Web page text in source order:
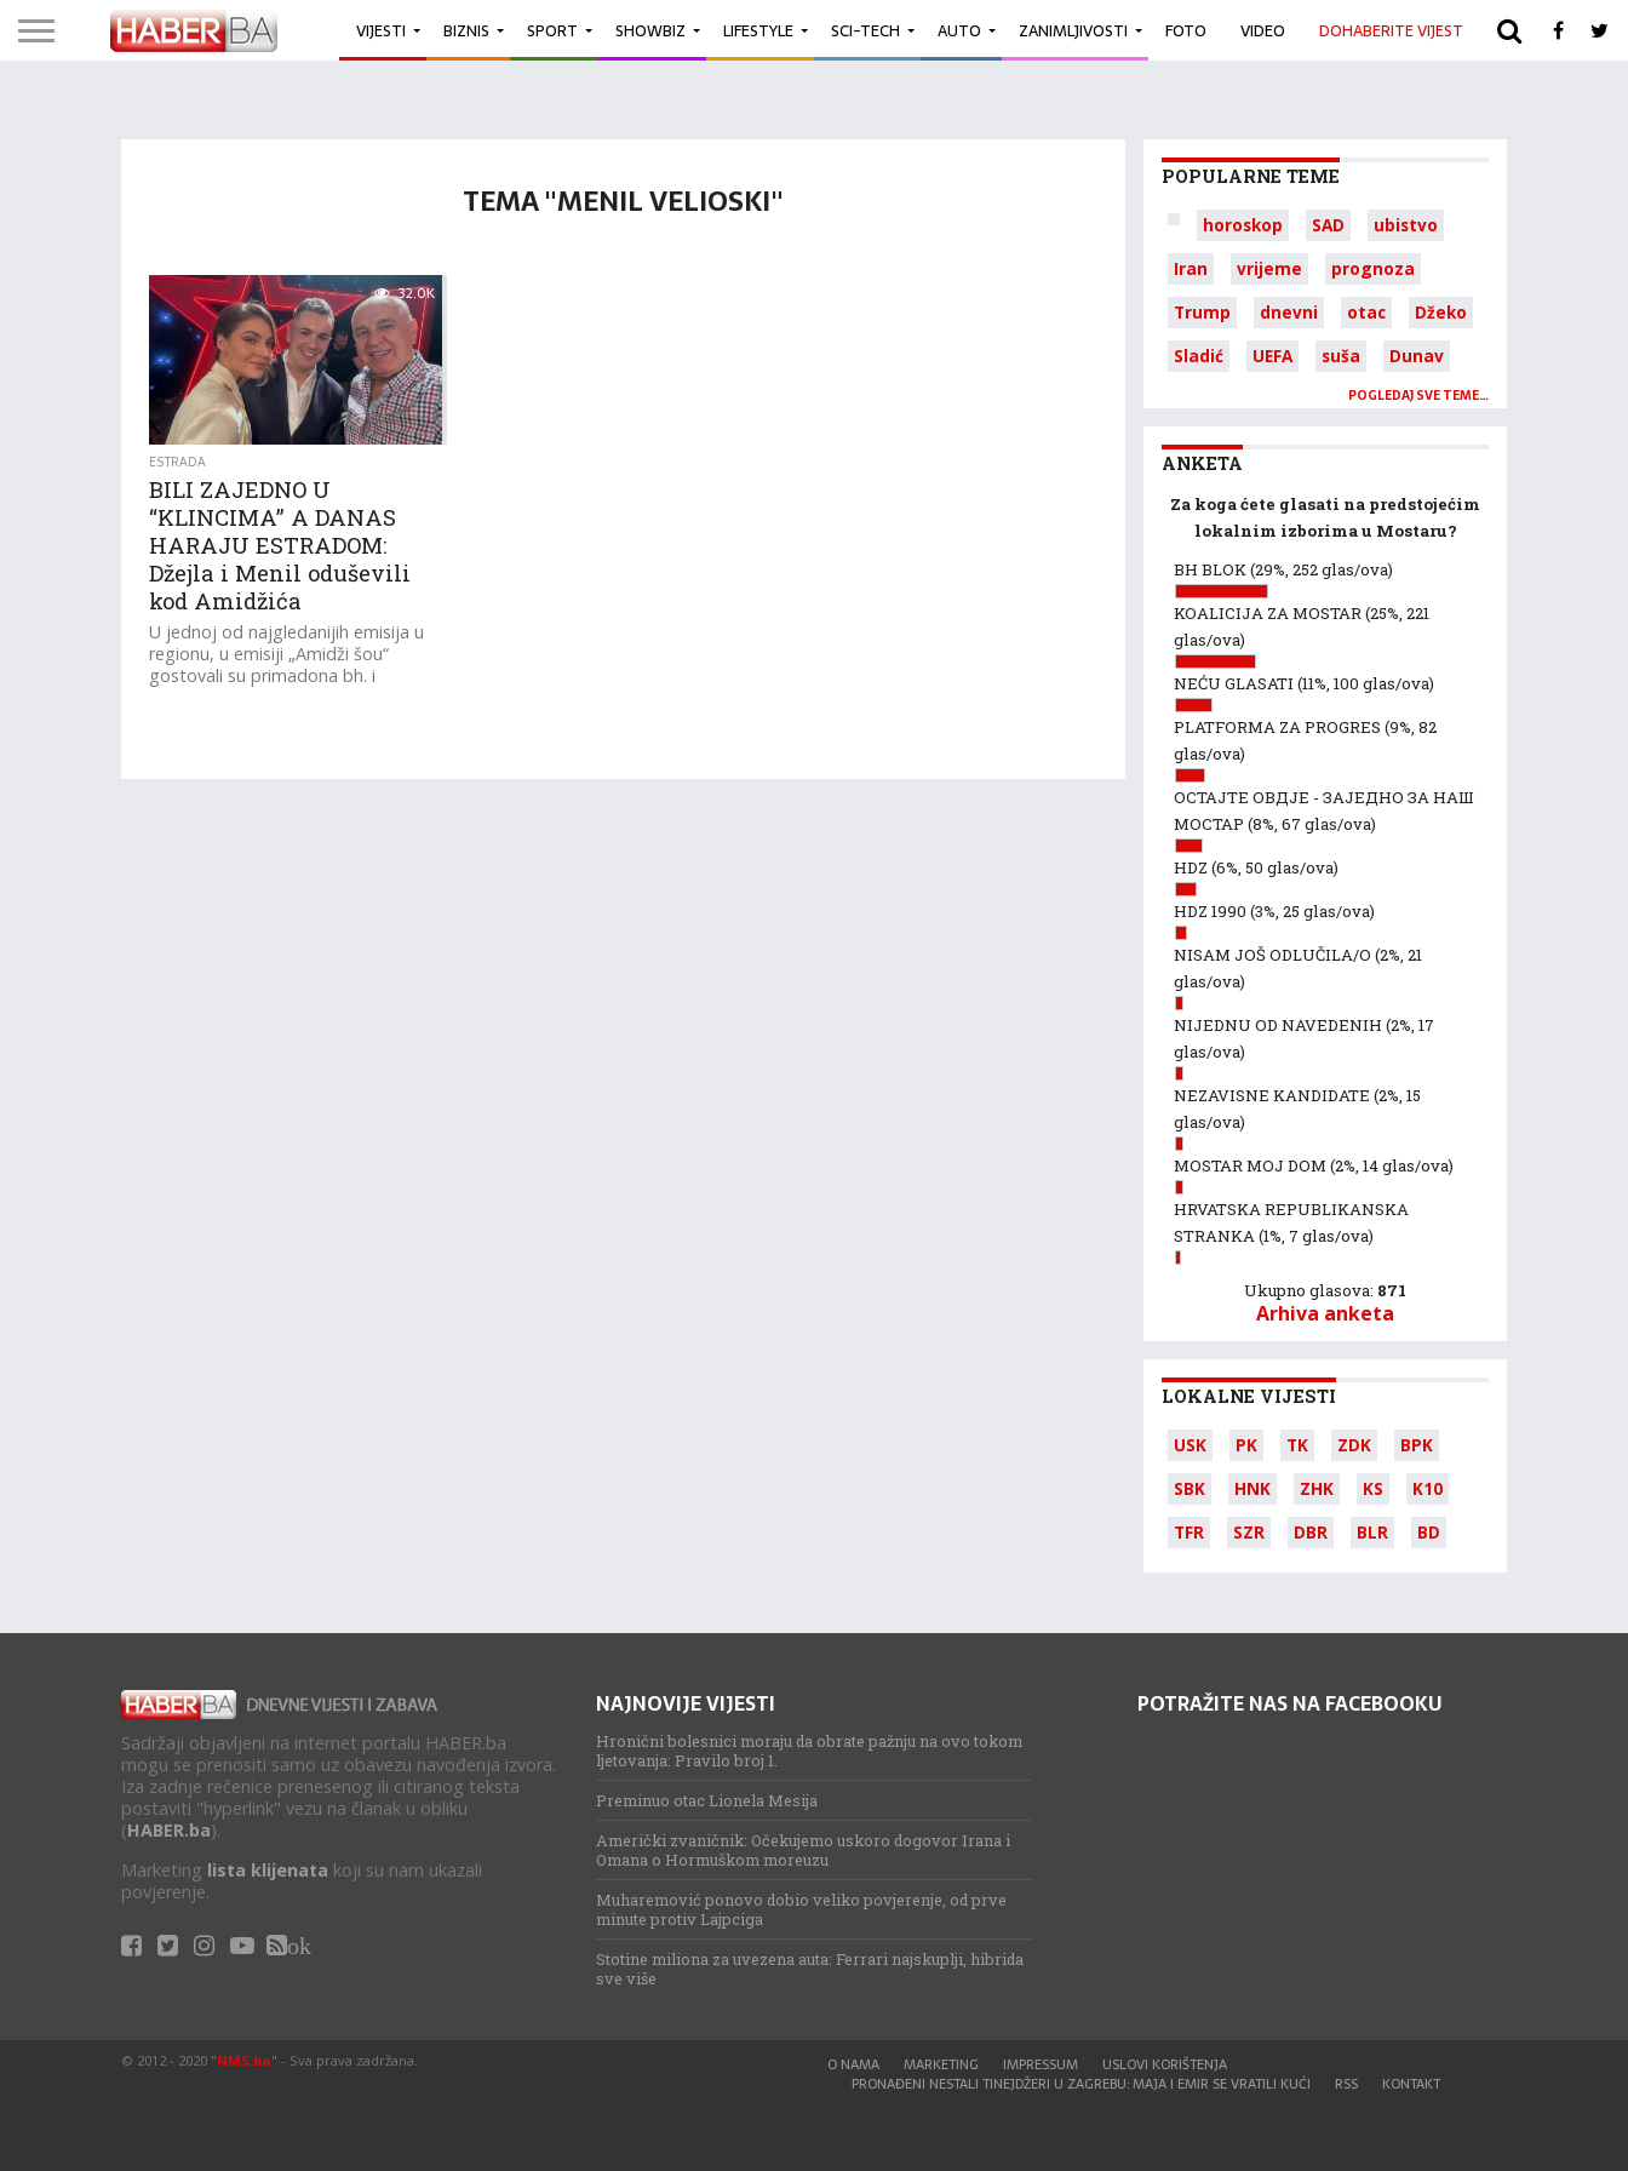
VIJESTI BIZNIS SPORT SHOWBIZ LIFESTYLE SCI-TECH AUTO ZANIMLJIVOSTI FOTO VIDEO DOHABERITE VIJEST ARHIVA
TEMA "MENIL VELIOSKI"
32.0K
ESTRADA
BILI ZAJEDNO U
“KLINCIMA” A DANAS
HARAJU ESTRADOM:
Džejla i Menil oduševili
kod Amidžića
U jednoj od najgledanijih emisija u
regionu, u emisiji „Amidži šou“
gostovali su primadona bh. i
POPULARNE TEME
horoskop SAD
ubistvo
Iran
vrijeme
prognoza
Trump
dnevni otac
Džeko
Sladić
UEFA suša Dunav
POGLEDAJ SVE TEME…
ANKETA
Za koga ćete glasati na predstojećim
lokalnim izborima u Mostaru?
BH BLOK(29%, 252 glas/ova)
KOALICIJA ZA MOSTAR(25%, 221
glas/ova)
NEĆU GLASATI (11%, 100 glas/ova)
PLATFORMA ZA PROGRES (9%, 82
glas/ova)
ОСТАЈТЕ ОВДЈЕ - ЗАЈЕДНО ЗА НАШ
МОСТАР (8%, 67 glas/ova)
HDZ (6%, 50 glas/ova)
HDZ 1990 (3%, 25 glas/ova)
NISAM JOŠ ODLUČILA/O (2%, 21
glas/ova)
NIJEDNU OD NAVEDENIH (2%, 17
glas/ova)
NEZAVISNE KANDIDATE (2%, 15
glas/ova)
MOSTAR MOJ DOM (2%, 14 glas/ova)
HRVATSKA REPUBLIKANSKA
STRANKA(1%, 7 glas/ova)
Ukupno glasova: 871
Arhiva anketa
LOKALNE VIJESTI
USK PK TK ZDK
BPK
SBK
HNK ZHK KS
K10
TFR
SZR DBR BLR BD
Sadržaji objavljeni na internet portalu HABER.ba
mogu se prenositi samo uz obavezu navođenja izvora.
Iza zadnje rečenice prenesenog ili citiranog teksta
postaviti "hyperlink" vezu na članak u obliku
(HABER.ba).
Marketing lista klijenata koji su nam ukazali
povjerenje.
ok
NAJNOVIJE VIJESTI
Hronični bolesnici moraju da obrate pažnju na ovo tokom
ljetovanja: Pravilo broj 1.
Preminuo otac Lionela Mesija
Američki zvaničnik: Očekujemo uskoro dogovor Irana i
Omana o Hormuškom moreuzu
Muharemović ponovo dobio veliko povjerenje, od prve
minute protiv Lajpciga
Stotine miliona za uvezena auta: Ferrari najskuplji, hibrida
sve više
POTRAŽITE NAS NA FACEBOOKU
O NAMA MARKETING IMPRESSUM
USLOVI KORIŠTENJA
PRONAĐENI NESTALI TINEJDŽERI U ZAGREBU: MAJA I EMIR SE VRATILI KUĆI
RSS KONTAKT
© 2012 - 2020 "NMS.ba" - Sva prava zadržana.